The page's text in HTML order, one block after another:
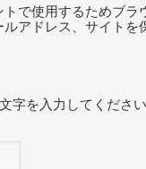
トで使用するためブラ
アドレス、サイトを
字を入力してください